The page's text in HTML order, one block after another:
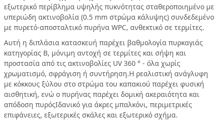
εξωτερικό περίβλημα υψηλής πυκνότητας σταθεροποιημένο με
υπεριώδη ακτινοβολία (0.5 mm στρώμα κάλυψης) συνδεδεμένο
με πυρετό-αποσταλτικό πυρήνα WPC, ανθεκτικό σε τερμίτες.
Αυτή η διπλάσια κατασκευή παρέχει βαθμολογία πυρκαγιάς
κατηγορίας Β, μόνιμη αντοχή σε τερμίτες και σήψη και
προστασία από τις ακτινοβολίες UV 360 ° - όλα χωρίς
χρωματισμό, σφράγιση ή συντήρηση.Η ρεαλιστική ανάγλυφη
με κόκκους ξύλου στο στρώμα του καπακιού παρέχει φυσική
αισθητική, ενώ ο πυρήνας παρέχει δομική ακεραιότητα και
απόδοση πυρόςΙδανικό για άκρες μπαλκόνι, περιμετρικές
επιφάνειες, εξωτερικές σκάλες και εξωτερικό σχήμα.